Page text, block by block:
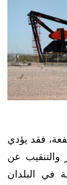
فقد يؤدي
والتنقيب عن
في البلدان